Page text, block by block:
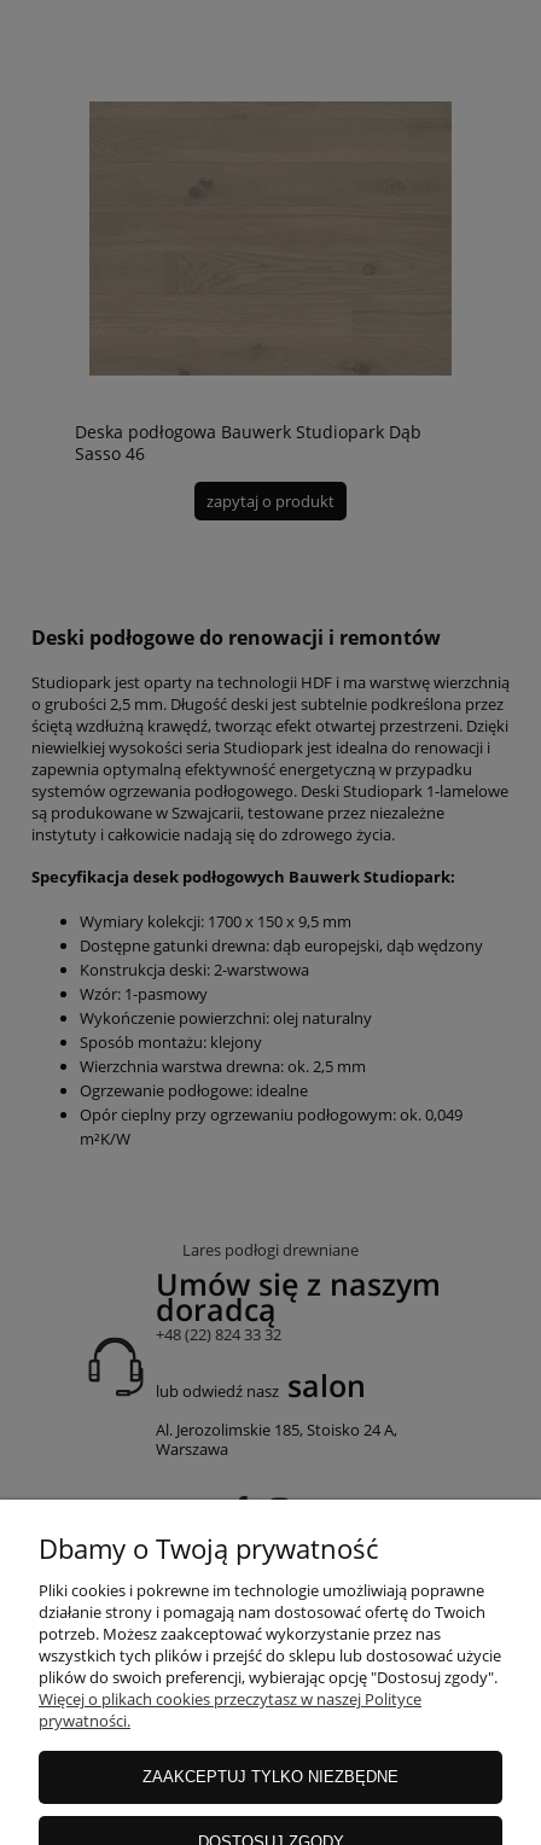
Deska podłogowa Bauwerk Studiopark Dąb
Sasso 46
zapytaj o produkt
Deski podłogowe do renowacji i remontów
Studiopark jest oparty na technologii HDF i ma warstwę wierzchnią
o grubości 2,5 mm. Długość deski jest subtelnie podkreślona przez
ściętą wzdłużną krawędź, tworząc efekt otwartej przestrzeni. Dzięki
niewielkiej wysokości seria Studiopark jest idealna do renowacji i
zapewnia optymalną efektywność energetyczną w przypadku
systemów ogrzewania podłogowego. Deski Studiopark 1-lamelowe
są produkowane w Szwajcarii, testowane przez niezależne
instytuty i całkowicie nadają się do zdrowego życia.
Specyfikacja desek podłogowych Bauwerk Studiopark:
Wymiary kolekcji: 1700 x 150 x 9,5 mm
Dostępne gatunki drewna: dąb europejski, dąb wędzony
Konstrukcja deski: 2-warstwowa
Wzór: 1-pasmowy
Wykończenie powierzchni: olej naturalny
Sposób montażu: klejony
Wierzchnia warstwa drewna: ok. 2,5 mm
Ogrzewanie podłogowe: idealne
Opór cieplny przy ogrzewaniu podłogowym: ok. 0,049
m²K/W
Lares podłogi drewniane
Umów się z naszym
doradcą
+48 (22) 824 33 32
lub odwiedź nasz salon
Al. Jerozolimskie 185, Stoisko 24 A,
Warszawa
MOJE KONTO
PŁATNOŚCI I DOSTAWA
INFORMACJE
O NAS
Dbamy o Twoją prywatność
Pliki cookies i pokrewne im technologie umożliwiają poprawne
działanie strony i pomagają nam dostosować ofertę do Twoich
potrzeb. Możesz zaakceptować wykorzystanie przez nas
wszystkich tych plików i przejść do sklepu lub dostosować użycie
plików do swoich preferencji, wybierając opcję "Dostosuj zgody".
Więcej o plikach cookies przeczytasz w naszej Polityce
prywatności.
ZAAKCEPTUJ TYLKO NIEZBĘDNE